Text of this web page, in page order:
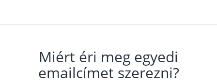
Miért éri meg egyedi
emailcímet szerezni?